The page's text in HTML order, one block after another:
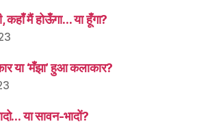
मैं होऊँगा… या हूँगा?
या ‘मँझा’ हुआ कलाकार?
या सावन-भादों?